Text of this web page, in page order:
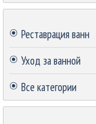
Реставрация ванн
Уход за ванной
Все категории